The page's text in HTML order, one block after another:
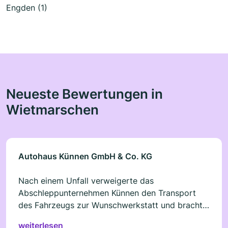
Engden (1)
Neueste Bewertungen in
Wietmarschen
Autohaus Künnen GmbH & Co. KG
Nach einem Unfall verweigerte das
Abschleppunternehmen Künnen den Transport
des Fahrzeugs zur Wunschwerkstatt und brachte
weiterlesen